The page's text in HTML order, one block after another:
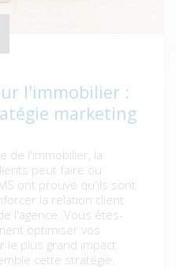
l'immobilier :
marketing
de l'immobilier, la
peut faire ou
ont prouvé qu'ils sont
la relation client
l'agence. Vous êtes-
optimiser vos
le plus grand impact
cette stratégie.